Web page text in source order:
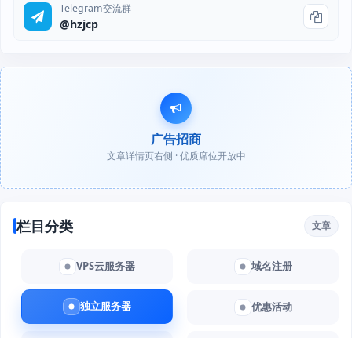
Telegram交流群
@hzjcp
广告招商
文章详情页右侧 · 优质席位开放中
栏目分类 文章
VPS云服务器 域名注册
独立服务器 优惠活动